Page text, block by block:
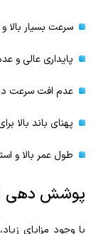
سرعت بسیار بالا
پایداری عالی و
عدم افت سرعت
پهنای باند بالا
طول عمر بالا و
پوشش دهی
با وجود مزایای